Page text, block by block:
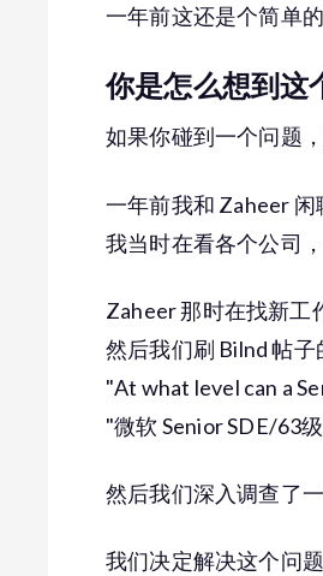
一年前这还是个简单
你是怎么想到这
如果你碰到一个问题
一年前我和 Zaheer 闲
我当时在看各个公司
Zaheer 那时在找新工
然后我们刷 Bilnd 帖
"At what level can a
"微软 Senior SDE/63
然后我们深入调查了
我们决定解决这个问